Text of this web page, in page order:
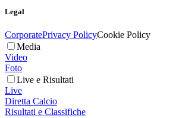
Legal
CorporatePrivacy PolicyCookie Policy
Media
Video
Foto
Live e Risultati
Live
Diretta Calcio
Risultati e Classifiche